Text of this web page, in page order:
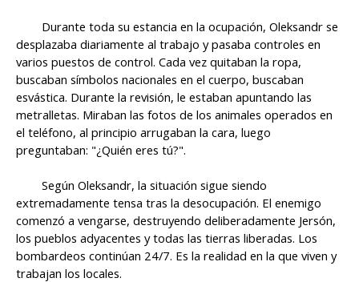
Durante toda su estancia en la ocupación, Oleksandr se
desplazaba diariamente al trabajo y pasaba controles en
varios puestos de control. Cada vez quitaban la ropa,
buscaban símbolos nacionales en el cuerpo, buscaban
esvástica. Durante la revisión, le estaban apuntando las
metralletas. Miraban las fotos de los animales operados en
el teléfono, al principio arrugaban la cara, luego
preguntaban: "¿Quién eres tú?".
Según Oleksandr, la situación sigue siendo
extremadamente tensa tras la desocupación. El enemigo
comenzó a vengarse, destruyendo deliberadamente Jersón,
los pueblos adyacentes y todas las tierras liberadas. Los
bombardeos continúan 24/7. Es la realidad en la que viven y
trabajan los locales.